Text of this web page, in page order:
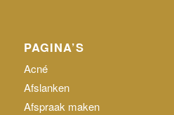
PAGINA’S
Acné
Afslanken
Afspraak maken